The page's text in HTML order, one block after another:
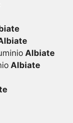
Albiate
Albiate